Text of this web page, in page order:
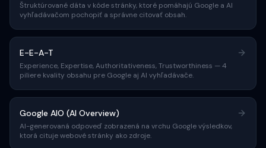
Štruktúrované dáta v kóde stránky, ktoré pomáhajú Google a AI
vyhľadávačom pochopiť a správne citovať obsah.
E-E-A-T
Experience, Expertise, Authoritativeness, Trustworthiness — 4
piliere kvality obsahu pre Google aj AI vyhľadávače.
Google AIO (AI Overview)
AI-generovaná odpoveď zobrazená na vrchu Google výsledkov,
ktorá cituje webové stránky ako zdroje.